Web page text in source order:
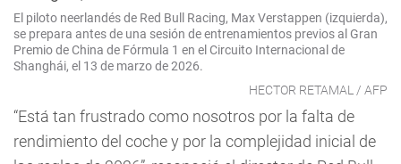
El piloto neerlandés de Red Bull Racing, Max Verstappen (izquierda),
se prepara antes de una sesión de entrenamientos previos al Gran
Premio de China de Fórmula 1 en el Circuito Internacional de
Shanghái, el 13 de marzo de 2026.
HECTOR RETAMAL / AFP
“Está tan frustrado como nosotros por la falta de
rendimiento del coche y por la complejidad inicial de